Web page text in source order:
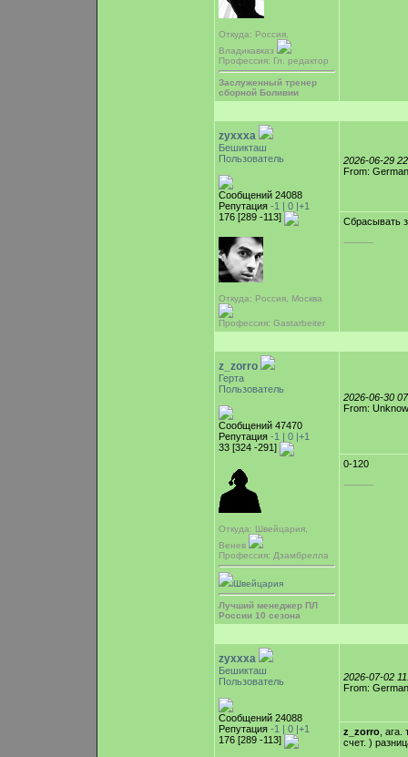
Откуда: Россия,
Владикавказ
Профессия: Гл. редактор
Заслуженный тренер
сборной Боливии
zyxxxa
Бешикташ
Пользователь
Сообщений 24088
Репутация -1 | 0 |+1
176 [289 -113]
Откуда: Россия, Москва
Профессия: Gastarbeiter
2026-06-29
From:
Сбрасывать
-----------
z_zorro
Герта
Пользователь
Сообщений 47470
Репутация -1 | 0 |+1
33 [324 -291]
Откуда: Швейцария,
Венев
Профессия: Дзамбрелла
Швейцария
Лучший менеджер ПЛ
России 10 сезона
2026-06-30
From:
0-120
-----------
zyxxxa
Бешикташ
Пользователь
Сообщений 24088
Репутация -1 | 0 |+1
176 [289 -113]
2026-07-02
From:
z_zorro ,
счет. )